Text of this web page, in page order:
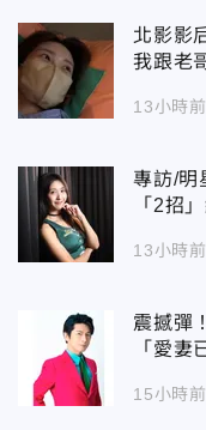
北影影
我跟老
13小時前
專訪/明
「2招
13小時前
震撼彈
「愛妻
15小時前